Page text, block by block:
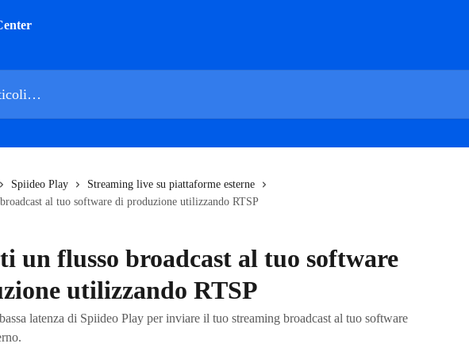
Spiideo Play
Streaming live su piattaforme esterne
al tuo software di produzione utilizzando RTSP
un flusso broadcast al tuo software
utilizzando RTSP
latenza di Spiideo Play per inviare il tuo streaming broadcast al tuo software